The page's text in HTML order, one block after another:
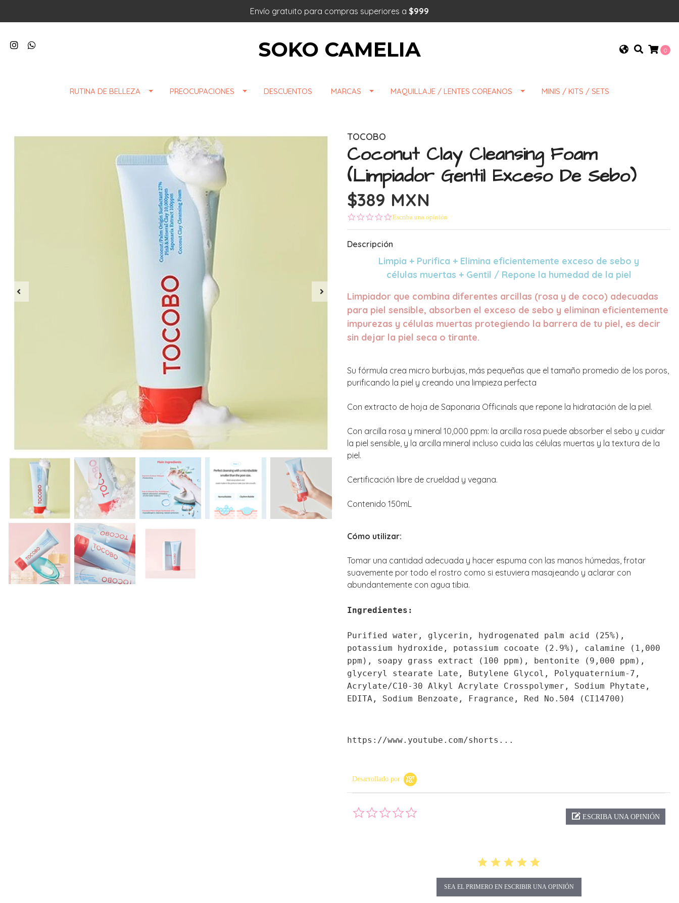
Envío gratuito para compras superiores a $999
SOKO CAMELIA 0
RUTINA DE BELLEZA PREOCUPACIONES DESCUENTOS MARCAS MAQUILLAJE / LENTES COREANOS MINIS / KITS / SETS
TOCOBO
Coconut Clay Cleansing Foam
(Limpiador Gentil Exceso De Sebo)
$389 MXN
0.0 star rating
Escriba una opinión
Descripción
Limpia + Purifica + Elimina eficientemente exceso de sebo y
células muertas + Gentil / Repone la humedad de la piel
Limpiador que combina diferentes arcillas (rosa y de coco) adecuadas
para piel sensible, absorben el exceso de sebo y eliminan eficientemente
impurezas y células muertas protegiendo la barrera de tu piel, es decir
sin dejar la piel seca o tirante.
Su fórmula crea micro burbujas, más pequeñas que el tamaño promedio de los poros,
purificando la piel y creando una limpieza perfecta
Con extracto de hoja de Saponaria Officinals que repone la hidratación de la piel.
Con arcilla rosa y mineral 10,000 ppm: la arcilla rosa puede absorber el sebo y cuidar
la piel sensible, y la arcilla mineral incluso cuida las células muertas y la textura de la
piel.
Certificación libre de crueldad y vegana.
Contenido 150mL
Cómo utilizar:
Tomar una cantidad adecuada y hacer espuma con las manos húmedas, frotar
suavemente por todo el rostro como si estuviera masajeando y aclarar con
abundantemente con agua tibia.
Ingredientes:
Purified water, glycerin, hydrogenated palm acid (25%),
potassium hydroxide, potassium cocoate (2.9%), calamine (1,000
ppm), soapy grass extract (100 ppm), bentonite (9,000 ppm),
glyceryl stearate Late, Butylene Glycol, Polyquaternium-7,
Acrylate/C10-30 Alkyl Acrylate Crosspolymer, Sodium Phytate,
EDITA, Sodium Benzoate, Fragrance, Red No.504 (CI14700)
https://www.youtube.com/shorts...
Desarrollado por
ESCRIBA UNA OPINIÓN
SEA EL PRIMERO EN ESCRIBIR UNA OPINIÓN